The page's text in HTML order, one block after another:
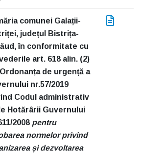
comunei Galații-
județul Bistrița-
în conformitate cu
art. 618 alin. (2)
de urgență a
nr.57/2019
Codul administrativ
Hotărârii Guvernului
2008 pentru
normelor privind
și dezvoltarea